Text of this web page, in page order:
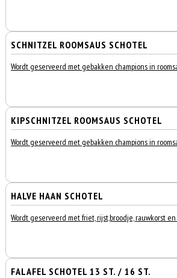
SCHNITZEL ROOMSAUS SCHOTEL
Wordt geserveerd met gebakken champions in
KIPSCHNITZEL ROOMSAUS SCHOTEL
Wordt geserveerd met gebakken champions in
HALVE HAAN SCHOTEL
Wordt geserveerd met friet, rijst,broodje, rauwkorst en
FALAFEL SCHOTEL 13 ST. / 16 ST.